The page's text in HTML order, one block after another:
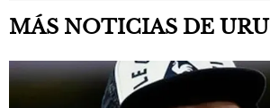
MÁS NOTICIAS DE